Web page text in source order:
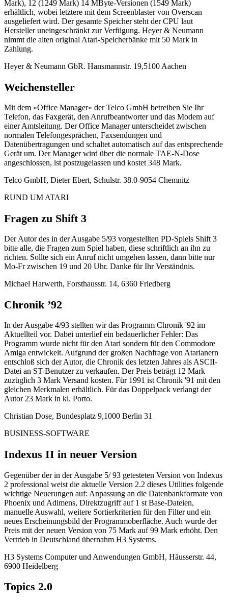
Mark), 12 (1249 Mark) 14 MByte-Versionen (1549 Mark)
erhältlich, wobei letztere mit dem Screenblaster von Overscan
ausgeliefert wird. Der gesamte Speicher steht der CPU laut
Hersteller uneingeschränkt zur Verfügung. Heyer & Neumann
nimmt die alten original Atari-Speicherbänke mit 50 Mark in
Zahlung.
Heyer & Neumann GbR. Hansmannstr. 19,5100 Aachen
Weichensteller
Mit dem »Office Manager« der Telco GmbH betreiben Sie Ihr
Telefon, das Faxgerät, den Anrufbeantworter und das Modem auf
einer Amtsleitung. Der Office Manager unterscheidet zwischen
normalen Telefongesprächen, Faxsendungen und
Datenübertragungen und schaltet automatisch auf das entsprechende
Gerät um. Der Manager wird über die normale TAE-N-Dose
angeschlossen, ist postzugelassen und kostet 348 Mark.
Telco GmbH, Dieter Ebert, Schulstr. 38.0-9054 Chemnitz
RUND UM ATARI
Fragen zu Shift 3
Der Autor des in der Ausgabe 5/93 vorgestellten PD-Spiels Shift 3
bitte alle, die Fragen zum Spiel haben, diese schriftlich an ihn zu
richten. Sollte sich ein Anruf nicht umgehen lassen, dann bitte nur
Mo-Fr zwischen 19 und 20 Uhr. Danke für Ihr Verständnis.
Michael Harwerth, Forsthausstr. 14, 6360 Friedberg
Chronik ’92
In der Ausgabe 4/93 stellten wir das Programm Chronik '92 im
Aktuellteil vor. Dabei unterlief ein bedauerlicher Fehler: Das
Programm wurde nicht für den Atari sondern für den Commodore
Amiga entwickelt. Aufgrund der großen Nachfrage von Atarianern
entschloß sich der Autor, die Chronik des letzten Jahres als ASCII-
Datei an ST-Benutzer zu verkaufen. Der Preis beträgt 12 Mark
zuzüglich 3 Mark Versand kosten. Für 1991 ist Chronik '91 mit den
gleichen Merkmalen erhältlich. Für das Doppelpack verlangt der
Autor 23 Mark in kl. Porto.
Christian Dose, Bundesplatz 9,1000 Berlin 31
BUSINESS-SOFTWARE
Indexus II in neuer Version
Gegenüber der in der Ausgabe 5/ 93 getesteten Version von Indexus
2 professional weist die aktuelle Version 2.2 dieses Utilities folgende
wichtige Neuerungen auf: Anpassung an die Datenbankformate von
Phoenix und Adimens, Direktzugriff auf 1 st Base-Dateien,
manuelle Auswahl, weitere Sortierkriterien für den Filter und ein
neues Erscheinungsbild der Programmoberfläche. Auch wurde der
Preis mit der neuen Version von 75 Mark auf 99 Mark erhöht. Den
Vertrieb in Deutschland übernahm H3 Systems.
H3 Systems Computer und Anwendungen GmbH, Häusserstr. 44,
6900 Heidelberg
Topics 2.0